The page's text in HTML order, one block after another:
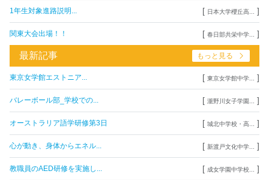
1年生対象進路説明... [ 日本大学櫻丘高... ]
関東大会出場！！ [ 春日部共栄中学... ]
最新記事 もっと見る
東京女学館エストニア... [ 東京女学館中学... ]
バレーボール部_学校での... [ 瀧野川女子学園... ]
オーストラリア語学研修第3日 [ 城北中学校・高... ]
心が動き、身体からエネル... [ 新渡戸文化中学... ]
教職員のAED研修を実施し... [ 成女学園中学校... ]